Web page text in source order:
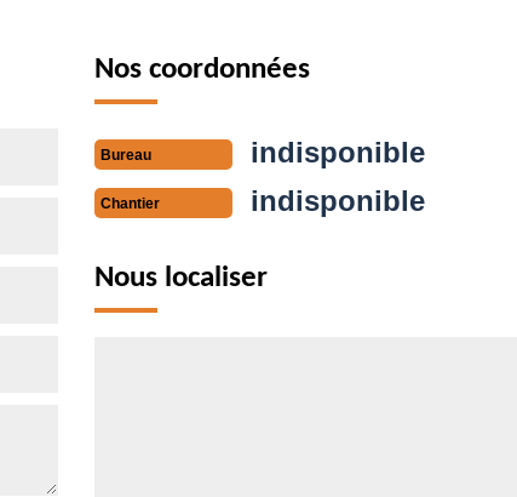
Nos coordonnées
Bureau indisponible
Chantier indisponible
Nous localiser